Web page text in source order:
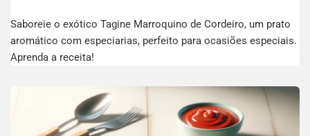
Saboreie o exótico Tagine Marroquino de Cordeiro, um prato
aromático com especiarias, perfeito para ocasiões especiais.
Aprenda a receita!